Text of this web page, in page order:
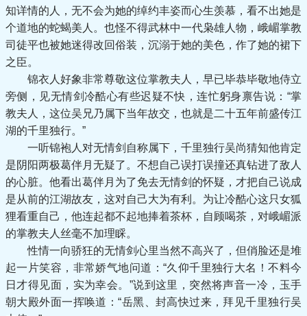
知详情的人，无不会为她的绰约丰姿而心生羡慕，看不出她是
个道地的蛇蝎美人。也怪不得武林中一代枭雄人物，峨嵋掌教
司徒平也被她迷得改回俗装，沉溺于她的美色，作了她的裙下
之臣。
锦衣人好象非常尊敬这位掌教夫人，早已毕恭毕敬地侍立
旁侧，见无情剑冷酷心有些迟疑不快，连忙躬身禀告说：“掌
教夫人，这位吴兄乃属下当年故交，也就是二十五年前盛传江
湖的千里独行。”
一听锦袍人对无情剑自称属下，千里独行吴尚猜知他肯定
是阴阳两极葛伴月无疑了。不想自己误打误撞还真钻进了敌人
的心脏。他看出葛伴月为了免去无情剑的怀疑，才把自己说成
是从前的江湖故友，这对自己大为有利。为让冷酷心这只女狐
狸看重自己，他连起都不起地捧着茶杯，自顾喝茶，对峨嵋派
的掌教夫人丝毫不加理睬。
性情一向骄狂的无情剑心里当然不高兴了，但俏脸还是堆
起一片笑容，非常娇气地问道：“久仰千里独行大名！不料今
日才得见面，实为幸会。”说到这里，突然将声音一冷，玉手
朝大殿外面一挥唤道：“岳黑、封高快过来，拜见千里独行吴